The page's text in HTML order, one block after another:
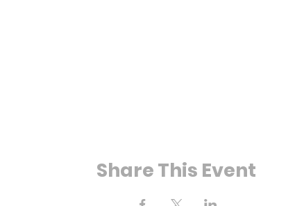
Share This Event